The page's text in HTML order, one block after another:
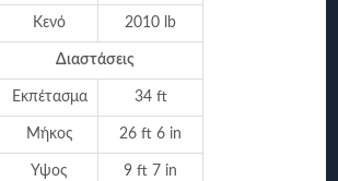
Κενό 2010 lb
Διαστάσεις
Εκπέτασμα 34 ft
Μήκος 26 ft 6 in
Υψος 9 ft 7 in